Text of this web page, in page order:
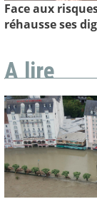
Face aux
réhausse ses
A lire